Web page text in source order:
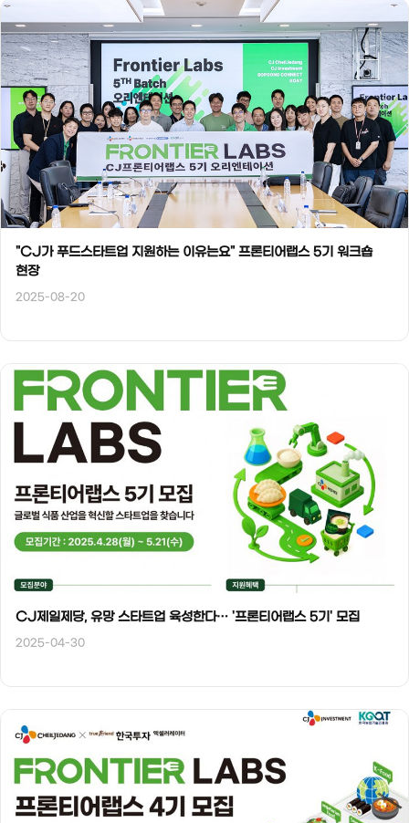
"CJ가 푸드스타트업 지원하는 이유는요" 프론티어랩스 5기 워크숍
현장
2025-08-20
CJ제일제당, 유망 스타트업 육성한다… '프론티어랩스 5기' 모집
2025-04-30